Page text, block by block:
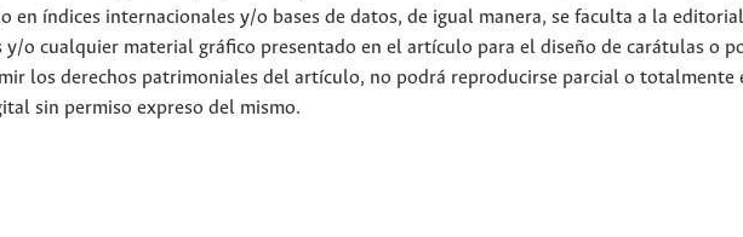
en índices internacionales y/o bases de datos, de igual manera, se faculta a la
y/o cualquier material gráfico presentado en el artículo para el diseño de carátulas o
los derechos patrimoniales del artículo, no podrá reproducirse parcial o totalmente
sin permiso expreso del mismo.